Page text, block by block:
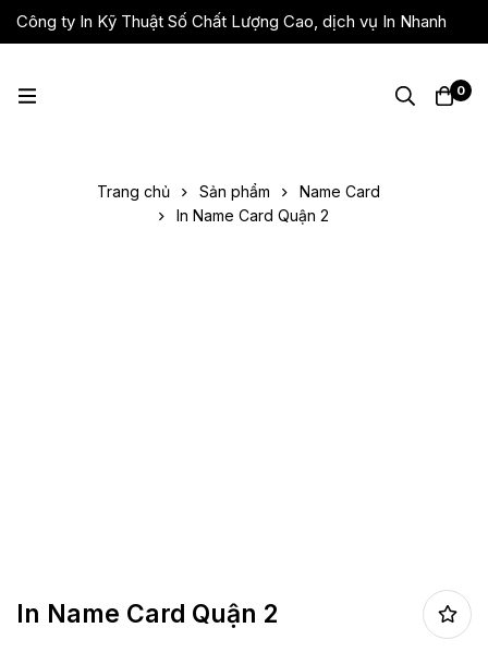
Công ty In Kỹ Thuật Số Chất Lượng Cao, dịch vụ In Nhanh
Giá Rẻ, Lấy Liền
0
Trang chủ Sản phẩm
Name Card
In Name Card Quận 2
In Name Card Quận 2